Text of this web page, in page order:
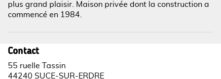
plus grand plaisir. Maison privée dont la construction a
commencé en 1984.
Contact
55 ruelle Tassin
44240 SUCE-SUR-ERDRE